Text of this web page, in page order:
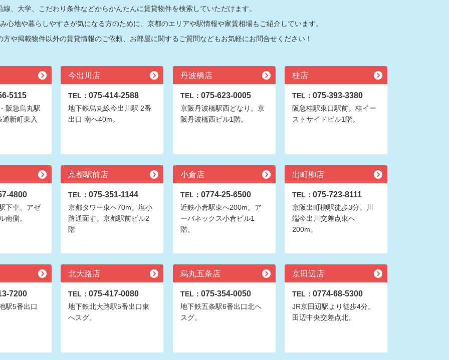
線、大学、こだわり条件などからかんたんに賃貸物件を検索していただけます。
心地や暮らしやすさが気になる方のために、京都のエリアや駅情報や家賃相場もご紹介しています。
や掲載物件以外の賃貸情報のご依頼、お部屋に関するご質問などもお気軽にお問合せください！
5115
阪急烏丸駅
新町東入
今出川店
TEL： 075-414-2588
地下鉄烏丸線今出川駅 2番
出口 南へ40m。
丹波橋店
TEL： 075-623-0005
京阪丹波橋駅西どなり。京
阪丹波橋西ビル1階。
桂店
TEL： 075-393-3380
阪急桂駅東口駅前。桂イー
ストサイドビル1階。
4800
下車、アゼ
南側。
京都駅前店
TEL： 075-351-1144
京都タワー東へ70m。塩小
路通面す。京都駅前ビル2
階
小倉店
TEL： 0774-25-6500
近鉄小倉駅東へ200m。ア
ーバネックス小倉ビル1
階。
出町柳店
TEL： 075-723-8111
京阪出町柳駅徒歩3分。川
端今出川交差点東へ
200m。
7200
駅5番出口
北大路店
TEL： 075-417-0080
地下鉄北大路駅5番出口東
へスグ。
烏丸五条店
TEL： 075-354-0050
地下鉄五条駅6番出口北へ
スグ。
京田辺店
TEL： 0774-68-5300
JR京田辺駅より徒歩4分。
田辺中央交差点北。